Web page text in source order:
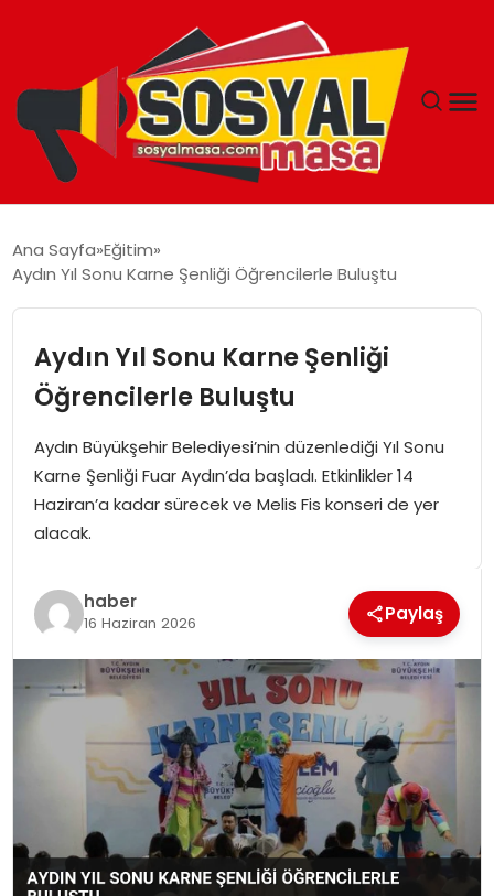
GÜNCEL
TEKNOLOJI
EĞITIM
MAGAZIN
Ana Sayfa Eğitim
Aydın Yıl Sonu Karne Şenliği Öğrencilerle Buluştu
Aydın Yıl Sonu Karne Şenliği
Öğrencilerle Buluştu
Aydın Büyükşehir Belediyesi’nin düzenlediği Yıl Sonu
Karne Şenliği Fuar Aydın’da başladı. Etkinlikler 14
Haziran’a kadar sürecek ve Melis Fis konseri de yer
alacak.
haber
16 Haziran 2026 Paylaş